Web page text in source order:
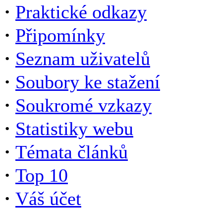
· Praktické odkazy
· Připomínky
· Seznam uživatelů
· Soubory ke stažení
· Soukromé vzkazy
· Statistiky webu
· Témata článků
· Top 10
· Váš účet